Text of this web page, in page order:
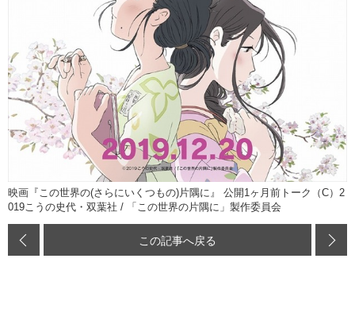
映画『この世界の(さらにいくつもの)片隅に』 公開1ヶ月前トーク（C）2
019こうの史代・双葉社 / 「この世界の片隅に」製作委員会
この記事へ戻る